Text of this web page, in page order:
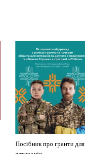
Посібник про гранти для